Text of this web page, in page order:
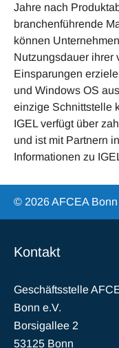
Jahre nach
branchenführende
können
Nutzungsdauer ihrer
Einsparungen
und Windows OS
einzige Schnittstelle
IGEL verfügt über
und ist mit Partnern
Informationen zu
© 2026 AFCEA Bonn
Kontakt
Geschäftsstelle
Bonn e.V.
Borsigallee 2
53125 Bonn